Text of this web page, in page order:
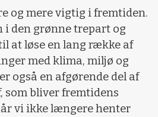
og mere vigtig i fremtiden.
i den grønne trepart og
at løse en lang række af
med klima, miljø og
også en afgørende del af
som bliver fremtidens
vi ikke længere henter